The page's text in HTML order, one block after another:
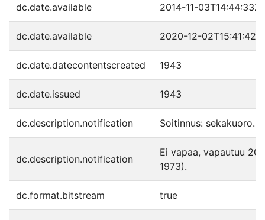
dc.date.available 2014-11-03T14:44:33Z
dc.date.available 2020-12-02T15:41:42Z
dc.date.datecontentscreated 1943
dc.date.issued 1943
dc.description.notification Soitinnus: sekakuoro.
dc.description.notification
Ei vapaa, vapautuu
1973).
dc.format.bitstream true